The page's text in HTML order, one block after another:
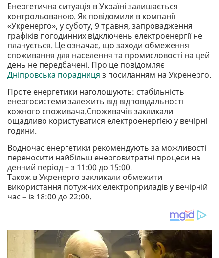
Енергетична ситуація в Україні залишається
контрольованою. Як повідомили в компанії
«Укренерго», у суботу, 9 травня, запровадження
графіків погодинних відключень електроенергії не
планується. Це означає, що заходи обмеження
споживання для населення та промисловості на цей
день не передбачені. Про це повідомляє
Дніпровська порадниця з посиланням на Укренерго.
Проте енергетики наголошують: стабільність
енергосистеми залежить від відповідальності
кожного споживача.Споживачів закликали
ощадливо користуватися електроенергією у вечірні
години.
Водночас енергетики рекомендують за можливості
переносити найбільш енерговитратні процеси на
денний період – з 11:00 до 15:00.
Також в Укренерго закликали обмежити
використання потужних електроприладів у вечірній
час – із 18:00 до 22:00.